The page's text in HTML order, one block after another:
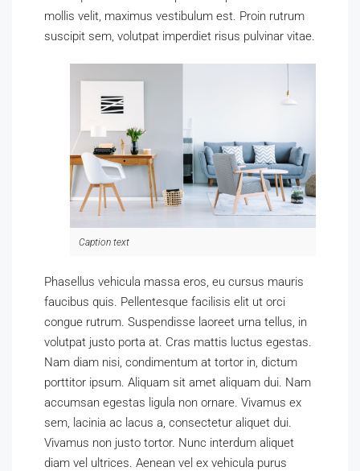
mollis velit, maximus vestibulum est. Proin rutrum
suscipit sem, volutpat imperdiet risus pulvinar vitae.
Caption text
Phasellus vehicula massa eros, eu cursus mauris
faucibus quis. Pellentesque facilisis elit ut orci
congue rutrum. Suspendisse laoreet urna tellus, in
volutpat justo porta at. Cras mattis luctus egestas.
Nam diam nisi, condimentum at tortor in, dictum
porttitor ipsum. Aliquam sit amet aliquam dui. Nam
accumsan egestas ligula non ornare. Vivamus ex
sem, lacinia ac lacus a, consectetur aliquet dui.
Vivamus non justo tortor. Nunc interdum aliquet
diam vel ultrices. Aenean vel ex vehicula purus